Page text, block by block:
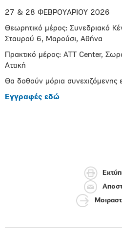
27 & 28 ΦΕΒΡΟΥΑΡΙΟΥ 2026
Θεωρητικό μέρος: Συνεδριακό
Σταυρού 6, Μαρούσι, Αθήνα
Πρακτικό μέρος: ATT Center,
Αττική
Θα δοθούν μόρια συνεχιζόμενης
Εγγραφές εδώ